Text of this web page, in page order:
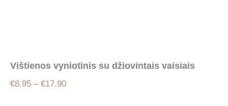
Vištienos vyniotinis su džiovintais vaisiais
€8.95 – €17.90Price